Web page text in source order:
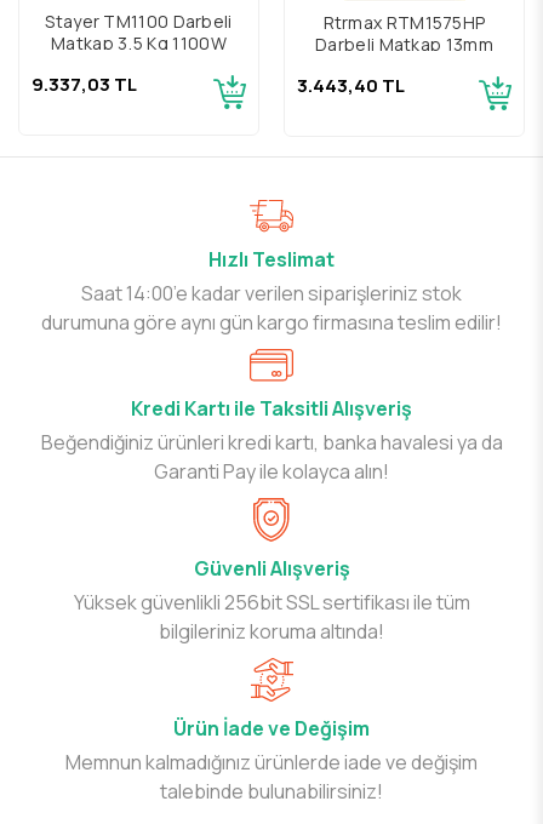
Stayer TM1100 Darbeli
Matkap 3,5 Kg 1100W
9.337,03 TL
Rtrmax RTM1575HP
Darbeli Matkap 13mm
3.443,40 TL
Hızlı Teslimat
Saat 14:00’e kadar verilen siparişleriniz stok
durumuna göre aynı gün kargo firmasına teslim edilir!
Kredi Kartı ile Taksitli Alışveriş
Beğendiğiniz ürünleri kredi kartı, banka havalesi ya da
Garanti Pay ile kolayca alın!
Güvenli Alışveriş
Yüksek güvenlikli 256bit SSL sertifikası ile tüm
bilgileriniz koruma altında!
Ürün İade ve Değişim
Memnun kalmadığınız ürünlerde iade ve değişim
talebinde bulunabilirsiniz!